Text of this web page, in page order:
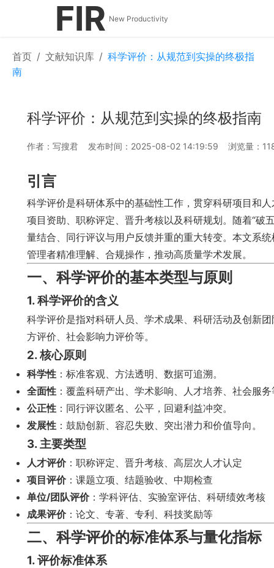
FIR New Productivity
首页 / 文献知识库 / 科学评价：从规范到实操的终极指
南
科学评价：从规范到实操的终极指南
作者：写搜君 发布时间：2025-08-02 14:19:59 浏览量：
引言
科学评价是科研体系中的基础性工作，贯穿科研项目和
项目资助、职称评定、晋升考核以及科研规划。随着“破
量结合、同行评议与用户反馈并重的重大转变。本文系
管理者精准理解、合规操作，推动高质量学术发展。
一、科学评价的基本类型与原则
1. 科学评价的含义
科学评价是指对科研人员、学术成果、科研活动及创新
方评价、社会影响力评价等。
2. 核心原则
科学性 ：标准客观、方法透明、数据可追溯。
全面性 ：覆盖科研产出、学术影响、人才培养、社会服
公正性 ：同行评议匿名、公平，回避利益冲突。
发展性 ：鼓励创新、容忍失败、突出潜力和价值导向。
3. 主要类型
人才评价：职称评定、晋升考核、高层次人才认定
项目评价：课题立项、结题验收、中期检查
单位/团队评价：学科评估、实验室评估、科研绩效考核
成果评价：论文、专著、专利、科技奖励等
二、科学评价的标准体系与量化指标
1. 评价标准体系